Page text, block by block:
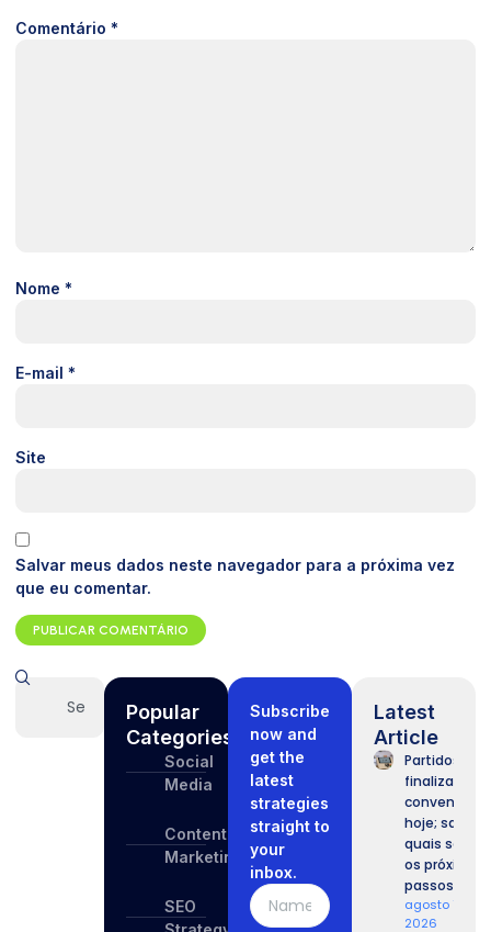
Comentário *
Nome *
E-mail *
Site
Salvar meus dados neste navegador para a próxima vez
que eu comentar.
Popular
Categories
Social
Media
Content
Marketing
SEO
Subscribe
now and
get the
latest
strategies
straight to
your
inbox.
Latest
Article
Partidos
finalizam
convenções
hoje; saiba
quais serão
os próximos
passos.
agosto 7,
2026